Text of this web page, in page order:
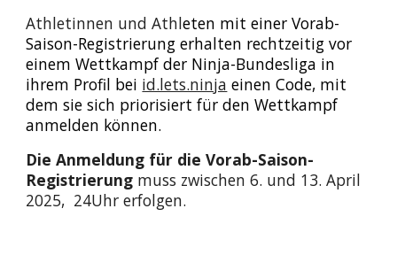
Athletinnen und Athleten mit einer Vorab-
Saison-Registrierung erhalten rechtzeitig vor
einem Wettkampf der Ninja-Bundesliga in
ihrem Profil bei id.lets.ninja einen Code, mit
dem sie sich priorisiert für den Wettkampf
anmelden können.
Die Anmeldung für die Vorab-Saison-
Registrierung muss zwischen 6. und 13. April
2025, 24Uhr erfolgen.